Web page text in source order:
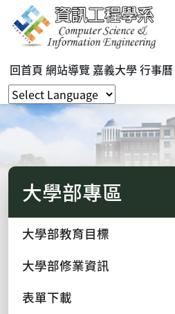
回首頁 網站導覽 嘉義大學行事曆
大學部專區
大學部教育目標
大學部修業資訊
表單下載